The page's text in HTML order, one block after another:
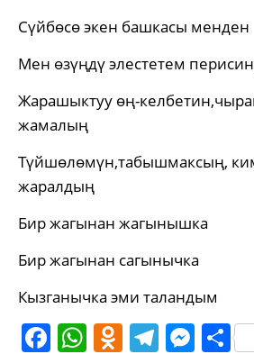
Сүйбөсө экен башкасы менден
Мен өзүңдү элестетем
Жарашыктуу өң-
жамалың
Түйшөлөмүн,табышмаксың,
жаралдың
Бир жагынан жагынышка
Бир жагынан сагынычка
Кызганычка эми таландым
Facebook
WhatsApp